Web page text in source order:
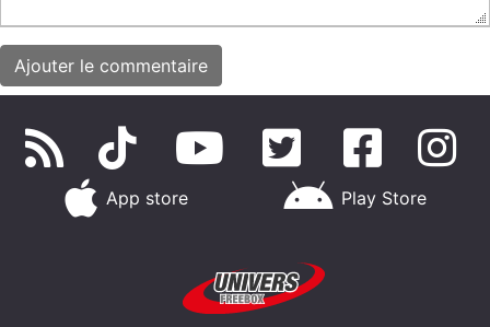
App store Play Store